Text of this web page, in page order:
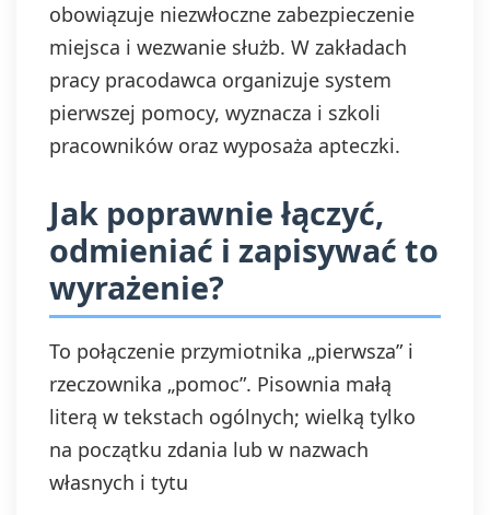
obowiązuje niezwłoczne zabezpieczenie
miejsca i wezwanie służb. W zakładach
pracy pracodawca organizuje system
pierwszej pomocy, wyznacza i szkoli
pracowników oraz wyposaża apteczki.
Jak poprawnie łączyć,
odmieniać i zapisywać to
wyrażenie?
To połączenie przymiotnika „pierwsza” i
rzeczownika „pomoc”. Pisownia małą
literą w tekstach ogólnych; wielką tylko
na początku zdania lub w nazwach
własnych i tytu